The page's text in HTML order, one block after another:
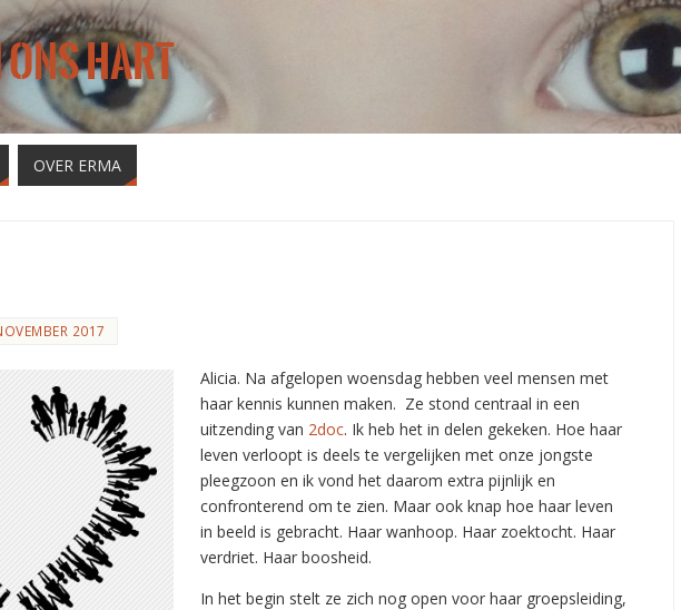
ONS HART
OVER ERMA
2017
Alicia. Na afgelopen woensdag hebben veel mensen met
haar kennis kunnen maken. Ze stond centraal in een
uitzending van 2doc. Ik heb het in delen gekeken. Hoe haar
leven verloopt is deels te vergelijken met onze jongste
pleegzoon en ik vond het daarom extra pijnlijk en
confronterend om te zien. Maar ook knap hoe haar leven
in beeld is gebracht. Haar wanhoop. Haar zoektocht. Haar
verdriet. Haar boosheid.
In het begin stelt ze zich nog open voor haar groepsleiding,